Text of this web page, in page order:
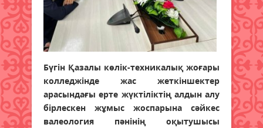
Бүгін Қазалы көлік-техникалық жоғары
колледжінде жас жеткіншектер
арасындағы ерте жүктіліктің алдын алу
бірлескен жұмыс жоспарына сәйкес
валеология пәнінің оқытушысы